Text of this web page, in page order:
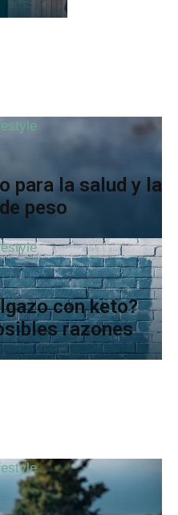
para la salud y la
peso
con keto?
razones